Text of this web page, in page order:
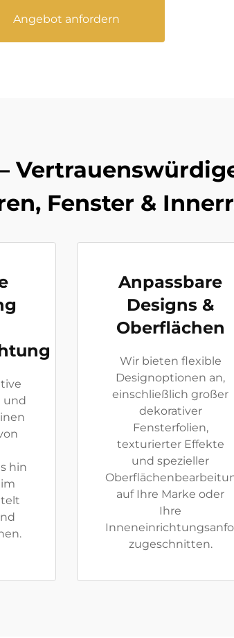
Angebot anfordern
Fenster &
und
hin
Anpassbare
Designs &
Oberflächen
Wir bieten flexible
Designoptionen an,
einschließlich großer
dekorativer
Fensterfolien,
texturierter Effekte
und spezieller
auf Ihre Marke oder
Ihre
zugeschnitten.